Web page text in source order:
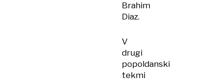
Brahim
Diaz.
V
drugi
popoldanski
tekmi